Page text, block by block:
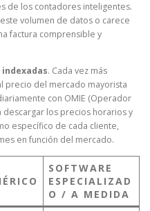
de los contadores inteligentes.
volumen de datos o carece
factura comprensible y
. Cada vez más
precio del mercado mayorista
con OMIE (Operador
los precios horarios y
específico de cada cliente,
en función del mercado.
SOFTWARE
ESPECIALIZAD
O / A MEDIDA